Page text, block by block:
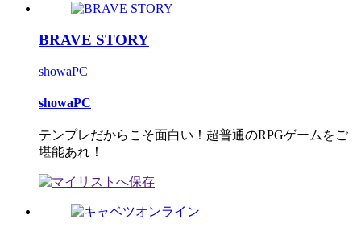
BRAVE STORY
showaPC
showaPC
テンプレだからこそ面白い！超普通のRPGゲームをご
堪能あれ！